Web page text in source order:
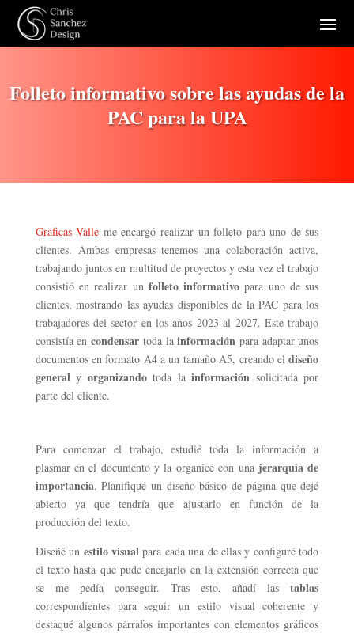
Folleto informativo sobre las ayudas de la
PAC para la UPA
Gráficas Valle me encargó realizar un folleto para uno de sus
clientes. Ambas empresas tenemos una colaboración activa,
trabajando juntos en multitud de proyectos y esta vez el trabajo
consistió en realizar un folleto informativo para uno de sus
clientes, mostrando las ayudas disponibles de la PAC para los
trabajadores del sector en los años 2023 al 2027. Este trabajo
consistía encondensar toda lainformación para adaptar unos
documentos en formato A4 a un tamaño A5, creando eldiseño
general y organizandotoda lainformación solicitada por
parte del cliente.
Para comenzar el trabajo, estudié toda la información a
plasmar en el documento y la organicé con una jerarquía de
importancia. Planifiqué un diseño básico de página que dejé
abierto ya que tendría que ajustarlo en función de la
producción del texto.
Diseñé un estilo visual para cada una de ellas y configuré todo
el texto hasta que pude encajarlo en la extensión correcta que
se me pedía conseguir. Tras esto, añadí lastablas
correspondientes para seguir un estilo visual coherente y
destaqué algunos párrafos importantes con elementos gráficos